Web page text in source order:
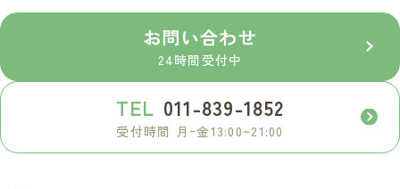
お問い合わせ
24時間受付中
TEL 011-839-1852
受付時間 月ｰ金13:00~21:00